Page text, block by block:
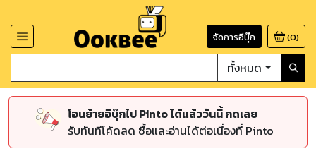
จัดการอีบุ๊ก (0)
ทั้งหมด
โอนย้ายอีบุ๊กไป Pinto ได้แล้ววันนี้ กดเลย
รับทันทีโค้ดลด ซื้อและอ่านได้ต่อเนื่องที่ Pinto